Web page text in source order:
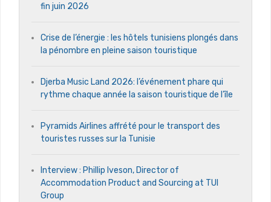
fin juin 2026
Crise de l’énergie : les hôtels tunisiens plongés dans
la pénombre en pleine saison touristique
Djerba Music Land 2026: l’événement phare qui
rythme chaque année la saison touristique de l’île
Pyramids Airlines affrété pour le transport des
touristes russes sur la Tunisie
Interview : Phillip Iveson, Director of
Accommodation Product and Sourcing at TUI
Group